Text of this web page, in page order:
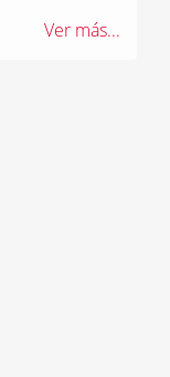
Ver más...